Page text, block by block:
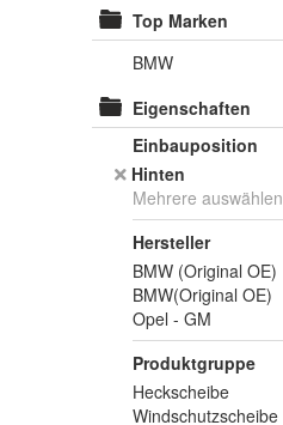
Top Marken
BMW
Eigenschaften
Einbauposition
Hinten
Mehrere auswählen
Hersteller
BMW (Original OE)
BMW(Original OE)
Opel - GM
Produktgruppe
Heckscheibe
Windschutzscheibe